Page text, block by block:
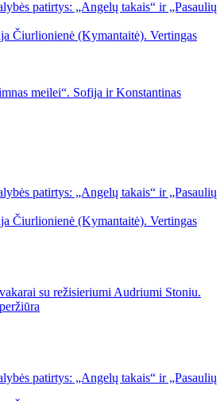
patirtys: „Angelų takais“ ir „Pasaulių
Čiurlionienė (Kymantaitė). Vertingas
meilei“. Sofija ir Konstantinas
patirtys: „Angelų takais“ ir „Pasaulių
Čiurlionienė (Kymantaitė). Vertingas
su režisieriumi Audriumi Stoniu.
patirtys: „Angelų takais“ ir „Pasaulių